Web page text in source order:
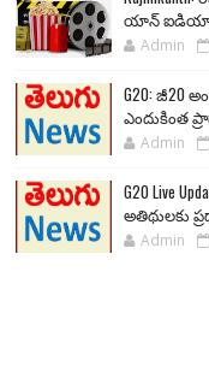
యాన్ ఐడియా
Admin
G20: జీ20
ఎందుకింత
Admin
G20 Live
అతిథులకు
Admin